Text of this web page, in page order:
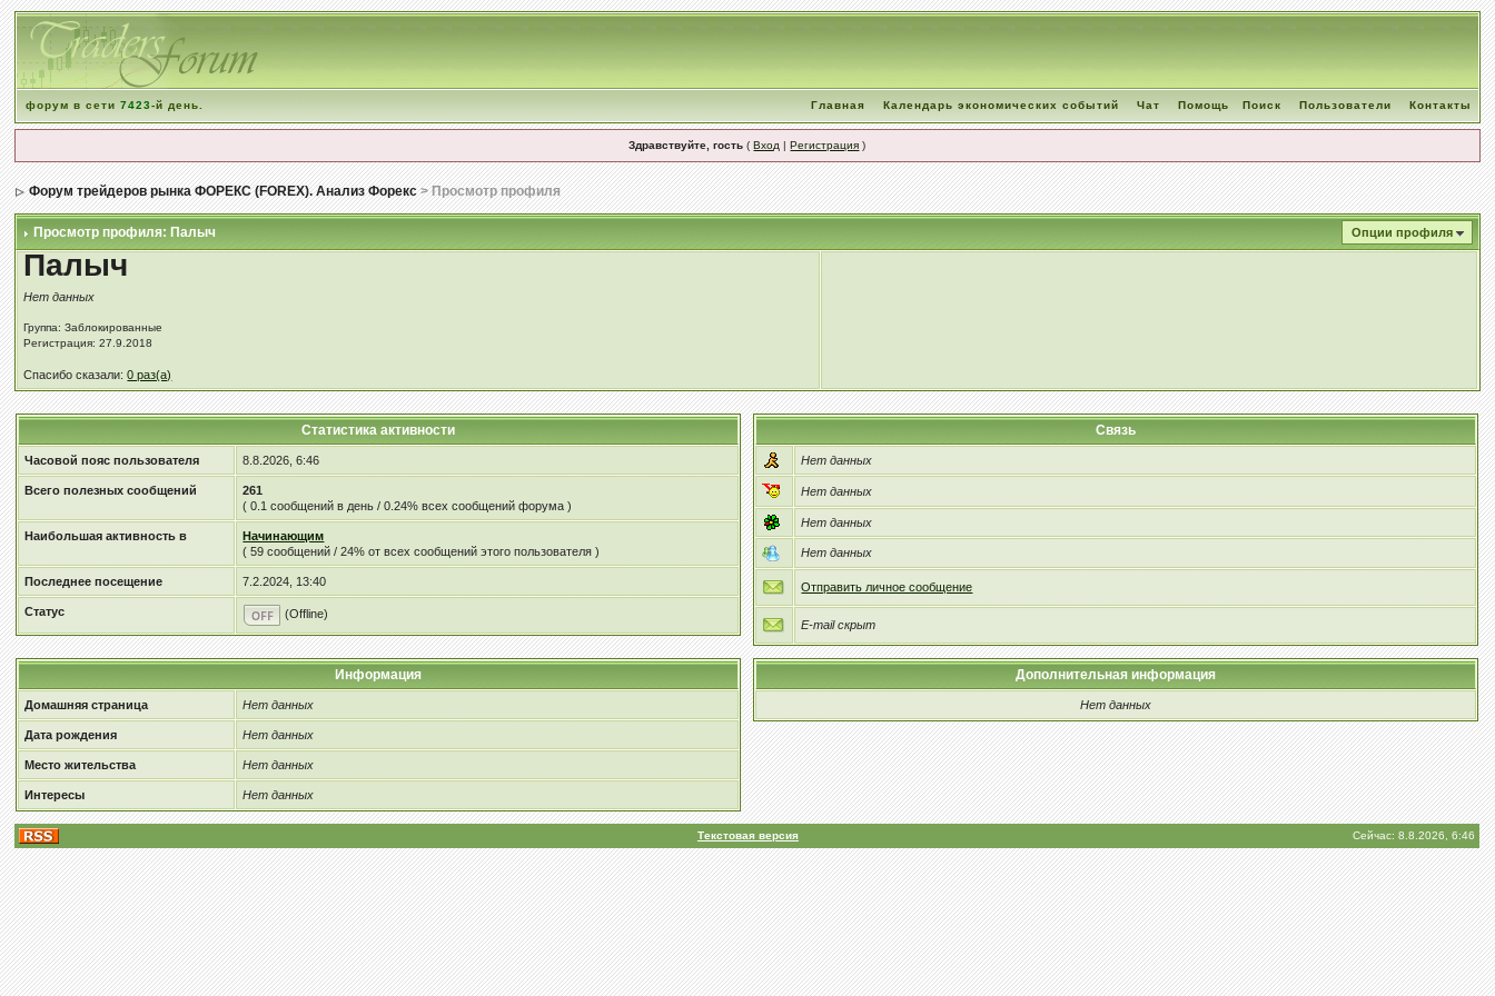
форум в сети7423-й день. Главная Календарь экономических событий Чат Помощь Поиск Пользователи Контакты
Здравствуйте, гость (Вход |Регистрация )
Форум трейдеров рынка ФОРЕКС (FOREX). Анализ Форекс> Просмотр профиля
Просмотр профиля: Палыч Опции профиля
Палыч
Нет данных
Группа: Заблокированные
Регистрация: 27.9.2018
Спасибо сказали:0 раз(а)
Статистика активности
Часовой пояс пользователя 8.8.2026, 6:46
Всего полезных сообщений
261
( 0.1 сообщений в день / 0.24% всех сообщений форума )
Наибольшая активность в
Начинающим
( 59 сообщений / 24% от всех сообщений этого пользователя )
Последнее посещение 7.2.2024, 13:40
Статус (Offline)
Связь
Нет данных
Нет данных
Нет данных
Нет данных
Отправить личное сообщение
E-mail скрыт
Информация
Домашняя страница Нет данных
Дата рождения Нет данных
Место жительства Нет данных
Интересы Нет данных
Дополнительная информация
Нет данных
Текстовая версия Сейчас: 8.8.2026, 6:46